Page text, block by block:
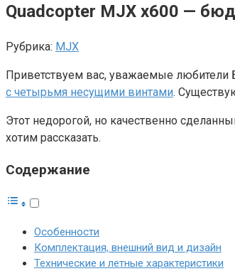
Quadcopter MJX x600 —
Рубрика: MJX
Приветствуем вас, уважаемые любители
с четырьмя несущими винтами.
Этот недорогой, но качественно
хотим рассказать.
Содержание
Особенности
Комплектация, внешний вид и дизайн
Технические и летные характеристики